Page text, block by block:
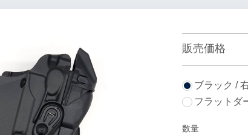
販売価格
ブラック /
フラットダ
数量